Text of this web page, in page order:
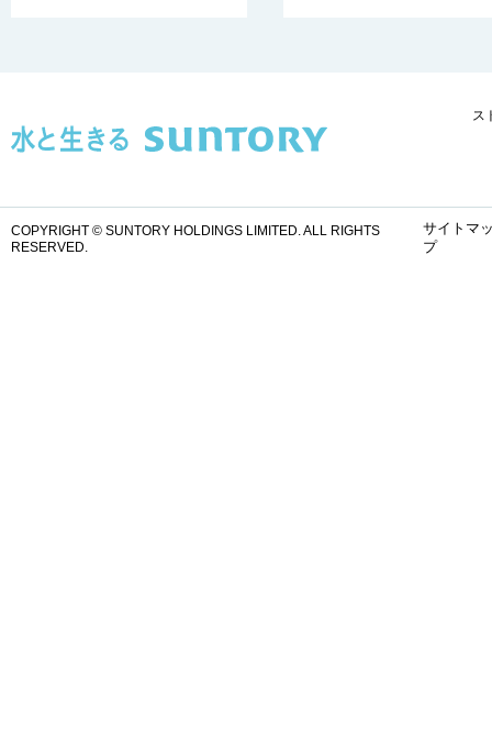
ス
COPYRIGHT © SUNTORY HOLDINGS LIMITED. ALL RIGHTS
RESERVED.
サイトマ
プ